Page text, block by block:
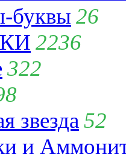
буквы 26
2236
322
звезда 52
и